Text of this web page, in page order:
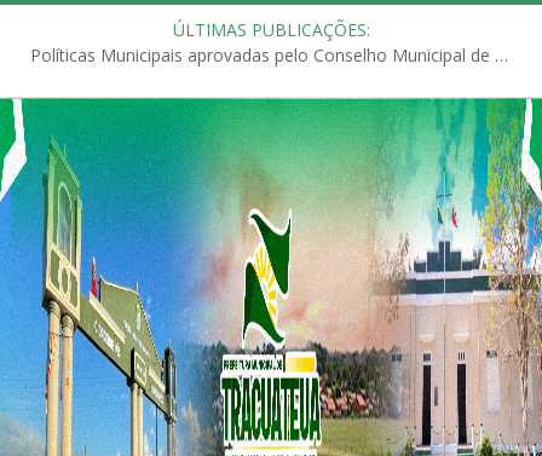
ÚLTIMAS PUBLICAÇÕES:
Políticas Municipais aprovadas pelo Conselho Municipal de Educação (CME)